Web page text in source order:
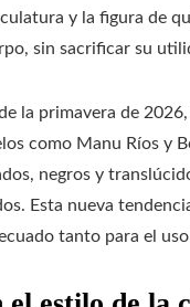
y la figura de
sin sacrificar su
la primavera de
como Manu Ríos y
negros y
Esta nueva
tanto para el